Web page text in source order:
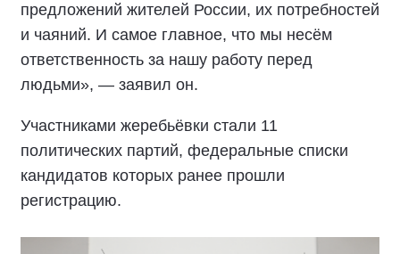
предложений жителей России, их потребностей
и чаяний. И самое главное, что мы несём
ответственность за нашу работу перед
людьми», — заявил он.
Участниками жеребьёвки стали 11
политических партий, федеральные списки
кандидатов которых ранее прошли
регистрацию.